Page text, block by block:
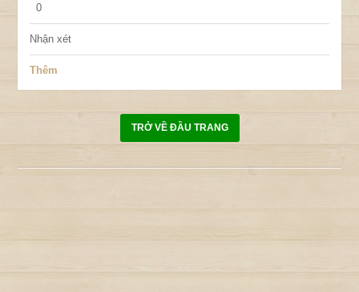
0
Nhận xét
Thêm
TRỞ VỀ ĐẦU TRANG